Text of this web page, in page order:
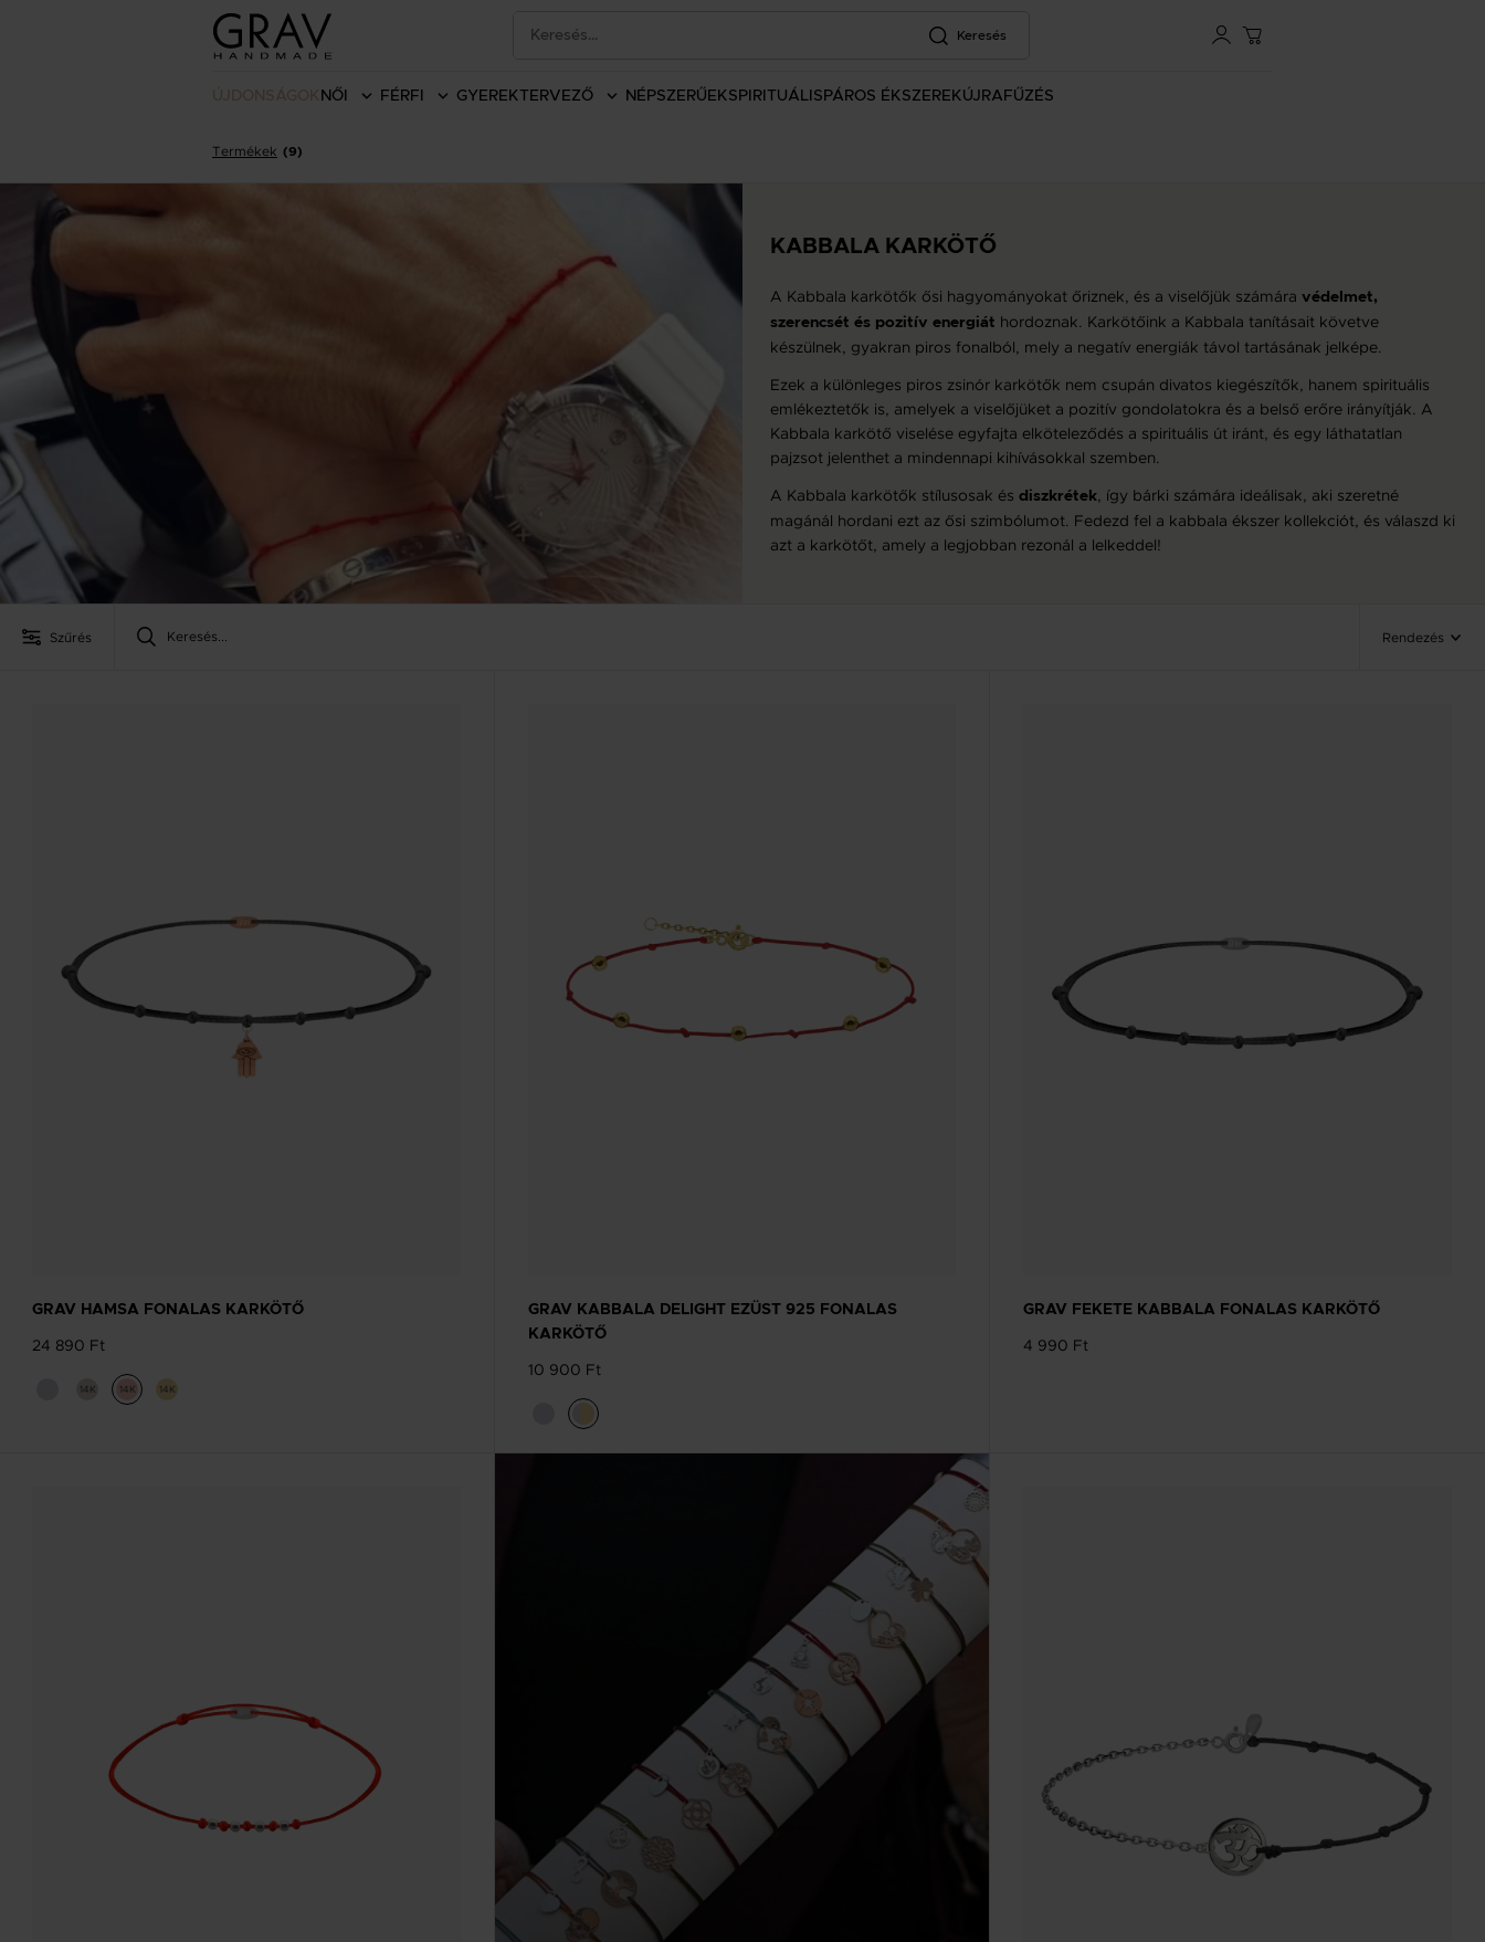
Keresés
ÚJDONSÁGOK NŐI FÉRFI GYEREK TERVEZŐ NÉPSZERŰEKSPIRITUÁLIS PÁROS ÉKSZEREKÚJRAFŰZÉS
Termékek (9)
KABBALA KARKÖTŐ
A Kabbala karkötők ősi hagyományokat őriznek, és a viselőjük számára védelmet,
szerencsét és pozitív energiát hordoznak. Karkötőink a Kabbala tanításait követve
készülnek, gyakran piros fonalból, mely a negatív energiák távol tartásának jelképe.
Ezek a különleges piros zsinór karkötők nem csupán divatos kiegészítők, hanem spirituális
emlékeztetők is, amelyek a viselőjüket a pozitív gondolatokra és a belső erőre irányítják. A
Kabbala karkötő viselése egyfajta elköteleződés a spirituális út iránt, és egy láthatatlan
pajzsot jelenthet a mindennapi kihívásokkal szemben.
A Kabbala karkötők stílusosak és diszkrétek
, így bárki számára ideálisak, aki szeretné
magánál hordani ezt az ősi szimbólumot. Fedezd fel a kabbala ékszer kollekciót, és válaszd ki
azt a karkötőt, amely a legjobban rezonál a lelkeddel!
Szűrés Rendezés
GRAV HAMSA FONALAS KARKÖTŐ
24 890 Ft
14K 14K 14K
GRAV KABBALA DELIGHT EZÜST 925 FONALAS
KARKÖTŐ
10 900 Ft
GRAV FEKETE KABBALA FONALAS KARKÖTŐ
4 990 Ft